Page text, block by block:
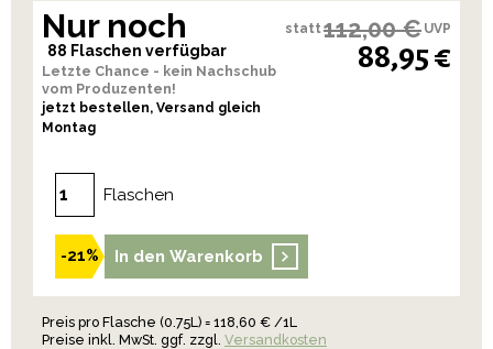
Nur noch
88 Flaschen verfügbar
Letzte Chance - kein Nachschub
vom Produzenten!
jetzt bestellen, Versand gleich
Montag
statt112,00 € UVP
88,95 €
Flaschen
-21% In den Warenkorb
Preis pro Flasche (0.75L) = 118,60 € /1L
Preise inkl. MwSt. ggf. zzgl. Versandkosten